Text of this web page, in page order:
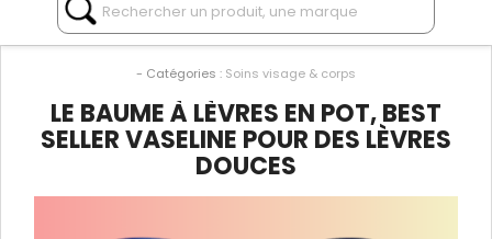
- Catégories : Soins visage & corps
LE BAUME À LÈVRES EN POT, BEST
SELLER VASELINE POUR DES LÈVRES
DOUCES